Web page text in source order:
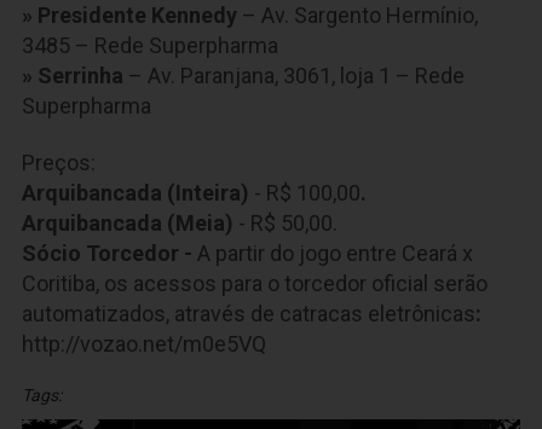
» Presidente Kennedy – Av. Sargento Hermínio,
3485 – Rede Superpharma
» Serrinha – Av. Paranjana, 3061, loja 1 – Rede
Superpharma
Preços:
Arquibancada (Inteira) - R$ 100,00.
Arquibancada (Meia) - R$ 50,00.
Sócio Torcedor - A partir do jogo entre Ceará x
Coritiba, os acessos para o torcedor oficial serão
automatizados, através de catracas eletrônicas:
http://vozao.net/m0e5VQ
Tags: